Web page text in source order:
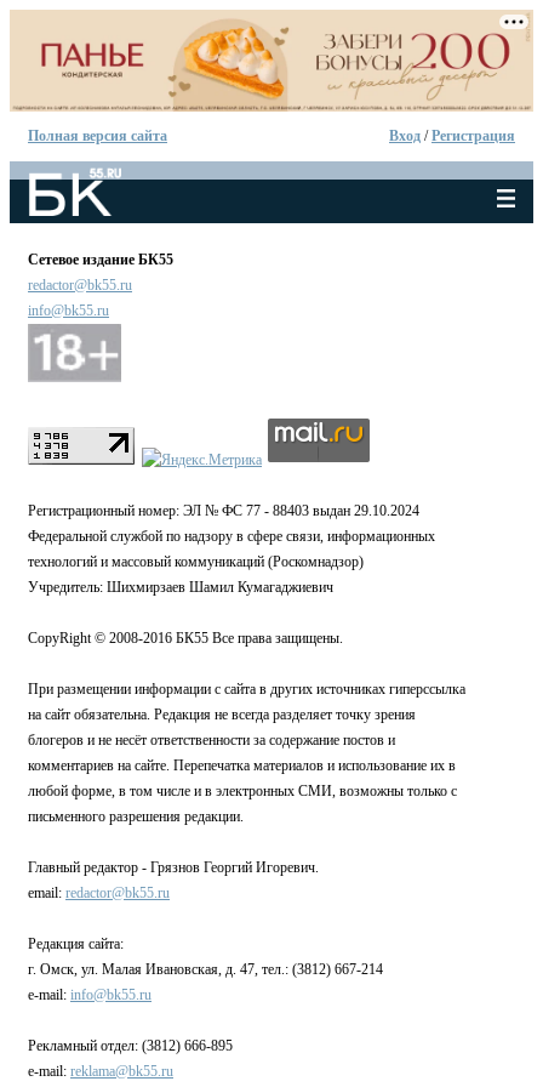
Полная версия сайта Вход /Регистрация
Сетевое издание БК55
redactor@bk55.ru
info@bk55.ru
Регистрационный номер: ЭЛ № ФС 77 - 88403 выдан 29.10.2024
Федеральной службой по надзору в сфере связи, информационных
технологий и массовый коммуникаций (Роскомнадзор)
Учредитель: Шихмирзаев Шамил Кумагаджиевич
CopyRight © 2008-2016 БК55 Все права защищены.
При размещении информации с сайта в других источниках гиперссылка
на сайт обязательна. Редакция не всегда разделяет точку зрения
блогеров и не несёт ответственности за содержание постов и
комментариев на сайте. Перепечатка материалов и использование их в
любой форме, в том числе и в электронных СМИ, возможны только с
письменного разрешения редакции.
Главный редактор - Грязнов Георгий Игоревич.
email: redactor@bk55.ru
Редакция сайта:
г. Омск, ул. Малая Ивановская, д. 47, тел.: (3812) 667-214
e-mail: info@bk55.ru
Рекламный отдел: (3812) 666-895
e-mail: reklama@bk55.ru